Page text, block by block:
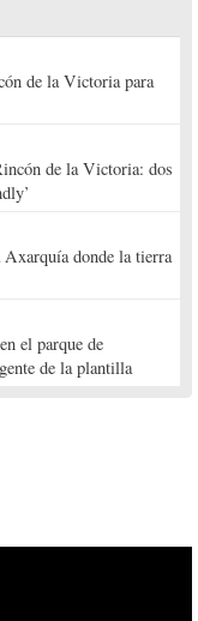
de la Victoria para
de la Victoria: dos
Axarquía donde la tierra
el parque de
de la plantilla